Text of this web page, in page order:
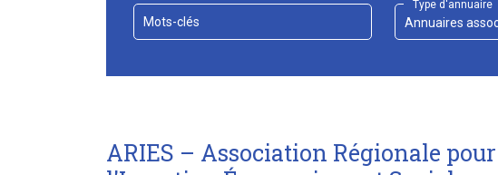
Type d'annuaire
ARIES – Association Régionale pour